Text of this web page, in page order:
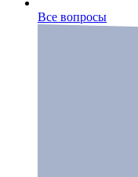
Все вопросы